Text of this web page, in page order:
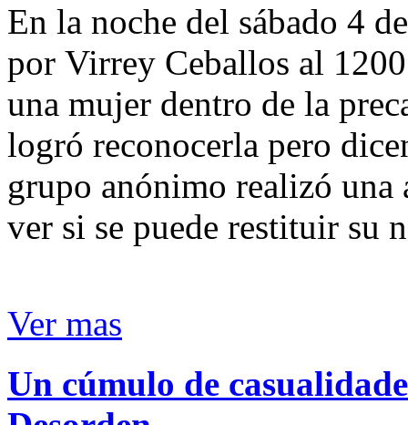
En la noche del sábado 4
por Virrey Ceballos al
una mujer dentro de la
logró reconocerla pero
grupo anónimo realizó
ver si se puede restituir su
Ver mas
Un cúmulo de